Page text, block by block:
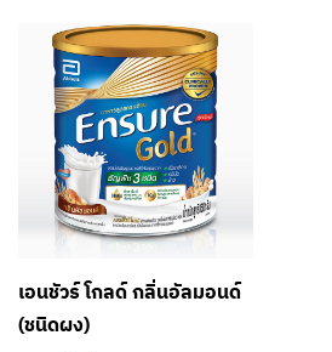
เอนชัวร์ โกลด์ กลิ่นอัลมอนด์
(ชนิดผง)